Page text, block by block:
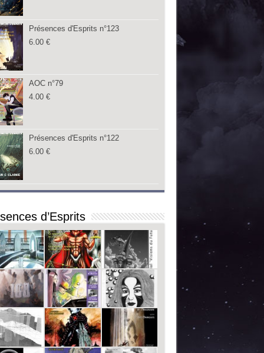
Présences d'Esprits n°123
6.00 €
AOC n°79
4.00 €
Présences d'Esprits n°122
6.00 €
d’Esprits